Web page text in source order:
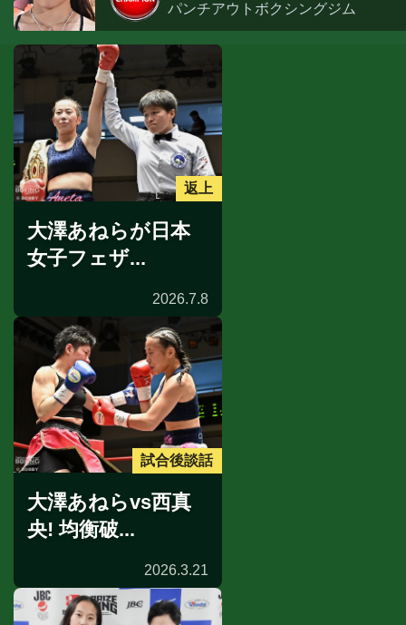
パンチアウトボクシングジム
返上
大澤あねらが日本
女子フェザ...
2026.7.8
試合後談話
大澤あねらvs西真
央! 均衡破...
2026.3.21